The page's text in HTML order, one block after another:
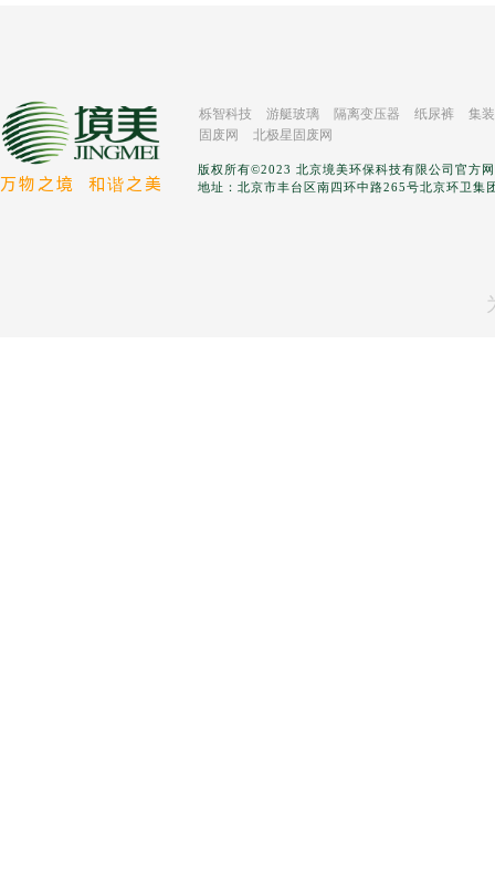
版权所有©2023 北京境美环保科技有限公司官方
地址：北京市丰台区南四环中路265号北京环卫集
万物之境 和谐之美
栎智科技 游艇玻璃 隔离变压器 纸尿裤
集
固废网
北极星固废网